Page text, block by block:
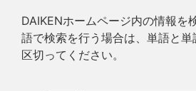
DAIKENホームページ内の情報を
語で検索を行う場合は、単語と
区切ってください。